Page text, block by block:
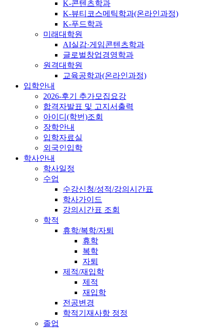
K-콘텐츠학과
K-뷰티코스메틱학과(온라인과정)
K-푸드학과
미래대학원
AI실감·게임콘텐츠학과
글로벌창업경영학과
원격대학원
교육공학과(온라인과정)
입학안내
2026-후기 추가모집요강
합격자발표 및 고지서출력
아이디(학번)조회
장학안내
입학자료실
외국인입학
학사안내
학사일정
수업
수강신청/성적/강의시간표
학사가이드
강의시간표 조회
학적
휴학/복학/자퇴
휴학
복학
자퇴
제적/재입학
제적
재입학
전공변경
학적기재사항 정정
졸업